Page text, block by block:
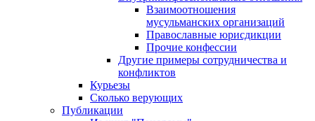
Взаимоотношения
мусульманских организаций
Православные юрисдикции
Прочие конфессии
Другие примеры сотрудничества и
конфликтов
Курьезы
Сколько верующих
Публикации